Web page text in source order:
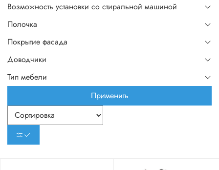
Возможность установки со стиральной машиной
Полочка
Покрытие фасада
Доводчики
Тип мебели
Применить